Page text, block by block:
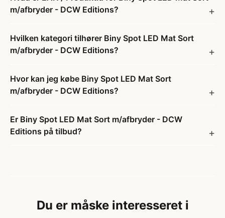
m/afbryder - DCW Editions?
Hvilken kategori tilhører Biny Spot LED Mat Sort
m/afbryder - DCW Editions?
Hvor kan jeg købe Biny Spot LED Mat Sort
m/afbryder - DCW Editions?
Er Biny Spot LED Mat Sort m/afbryder - DCW
Editions på tilbud?
Du er måske interesseret i